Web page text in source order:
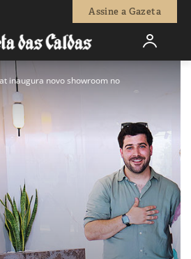
Assine a Gazeta
inaugura novo showroom no